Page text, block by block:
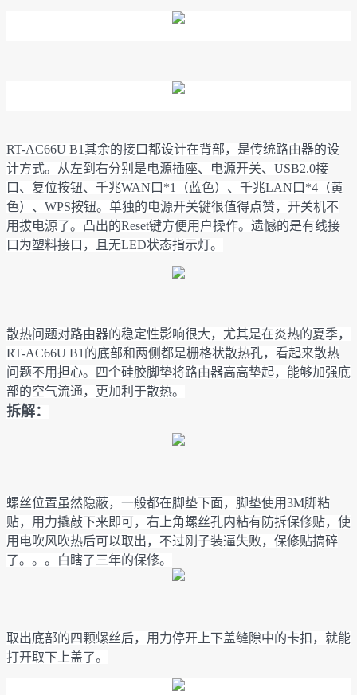
RT-AC66U B1其余的接口都设计在背部，是传统路由器的设
计方式。从左到右分别是电源插座、电源开关、USB2.0接
口、复位按钮、千兆WAN口*1（蓝色）、千兆LAN口*4（黄
色）、WPS按钮。单独的电源开关键很值得点赞，开关机不
用拔电源了。凸出的Reset键方便用户操作。遗憾的是有线接
口为塑料接口，且无LED状态指示灯。
散热问题对路由器的稳定性影响很大，尤其是在炎热的夏季，
RT-AC66U B1的底部和两侧都是栅格状散热孔，看起来散热
问题不用担心。四个硅胶脚垫将路由器高高垫起，能够加强底
部的空气流通，更加利于散热。
拆解：
螺丝位置虽然隐蔽，一般都在脚垫下面，脚垫使用3M脚粘
贴，用力撬敲下来即可，右上角螺丝孔内粘有防拆保修贴，使
用电吹风吹热后可以取出，不过刚子装逼失败，保修贴搞碎
了。。。白瞎了三年的保修。
取出底部的四颗螺丝后，用力停开上下盖缝隙中的卡扣，就能
打开取下上盖了。